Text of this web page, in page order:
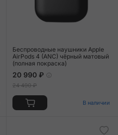
Беспроводные наушники Apple
AirPods 4 (ANC) чёрный матовый
(полная покраска)
20 990 ₽
24 490 ₽
В наличии